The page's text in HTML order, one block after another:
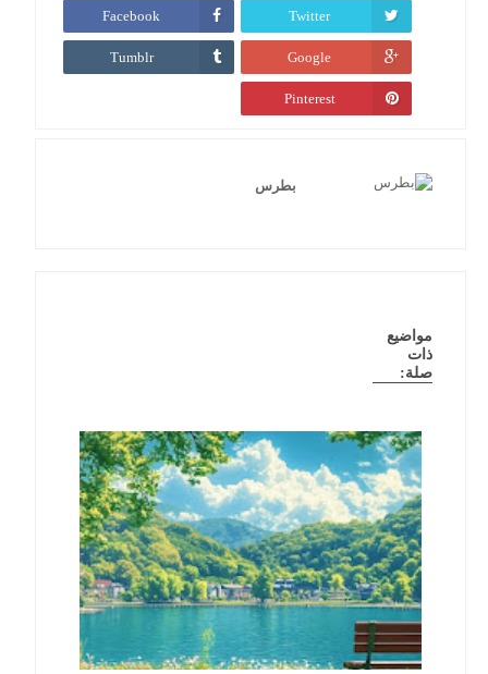
Twitter
Facebook
Google
Tumblr
Pinterest
بطرس
مواضيع
ذات
صلة: